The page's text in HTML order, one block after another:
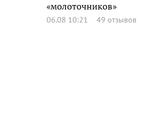
«молоточников»
06.08 10:21 49 отзывов